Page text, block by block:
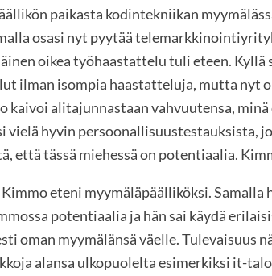
paikasta kodintekniikan
osasi nyt pyytää
oikea työhaastattelu tuli eteen.
ilman isompia haastatteluja, mutta nyt
kaivoi alitajunnastaan vahvuutensa, minä
vielä hyvin persoonallisuustestauksista,
että tässä miehessä on potentiaalia.
eteni myymäläpäälliköksi. Samalla
potentiaalia ja hän sai käydä
oman myymälänsä väelle. Tulevaisuus
alansa ulkopuolelta esimerkiksi it-